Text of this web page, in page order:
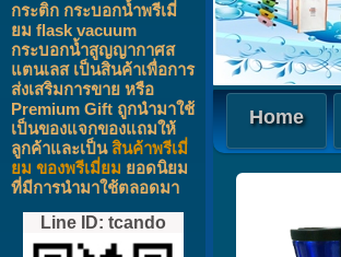
กระติก กระบอกน้ำพรีเมี่
ยม flask vacuum
กระบอกน้ำสูญญากาศส
แตนเลส เป็นสินค้าเพื่อการ
ส่งเสริมการขาย หรือ
Premium Gift ถูกนำมาใช้
เป็นของแจกของแถมให้
ลูกค้าและเป็นสินค้าพรีเมี่
ยม ของพรีเมี่ยม ยอดนิยม
ที่มีการนำมาใช้ตลอดมา
Line ID: tcando
Home